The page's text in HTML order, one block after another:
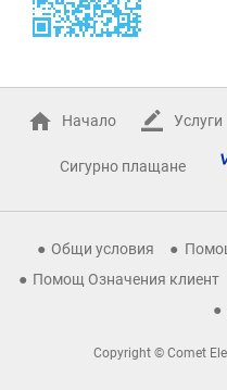
Начало Услуги
Сигурно плащане
Общи условия
Помощ Означения клиент
Copyright © Comet